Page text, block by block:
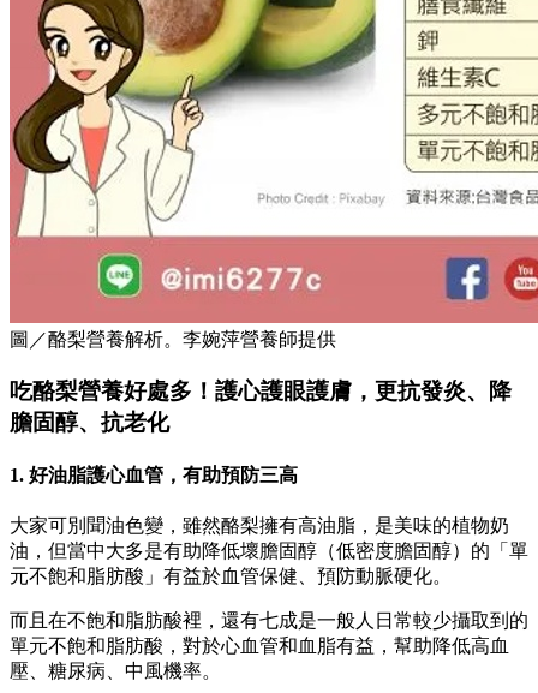
圖／酪梨營養解析。李婉萍營養師提供
吃酪梨營養好處多！護心護眼護膚，更抗發炎、降
膽固醇、抗老化
1. 好油脂護心血管，有助預防三高
大家可別聞油色變，雖然酪梨擁有高油脂，是美味的植物奶
油，但當中大多是有助降低壞膽固醇（低密度膽固醇）的「單
元不飽和脂肪酸」有益於血管保健、預防動脈硬化。
而且在不飽和脂肪酸裡，還有七成是一般人日常較少攝取到的
單元不飽和脂肪酸，對於心血管和血脂有益，幫助降低高血
壓、糖尿病、中風機率。